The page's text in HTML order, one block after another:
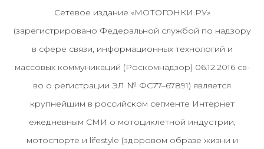
Сетевое издание «МОТОГОНКИ.РУ»
(зарегистрировано Федеральной службой по надзору
в сфере связи, информационных технологий и
массовых коммуникаций (Роскомнадзор) 06.12.2016 св-
во о регистрации ЭЛ № ФС77–67891) является
крупнейшим в российском сегменте Интернет
ежедневным СМИ о мотоциклетной индустрии,
мотоспорте и lifestyle (здоровом образе жизни и